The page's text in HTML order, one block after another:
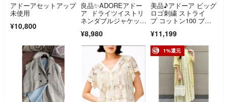
アドーアセットアップ
未使用
¥10,800
良品✨ADOREアドー
ア ドライツイストリ
ネンダブルジャケッ
¥8,980
美品♪アドーア ビッグ
ロゴ刺繍 ストライ
プ コットン100 ブラ
¥11,199
1%還元